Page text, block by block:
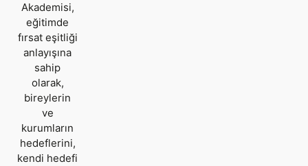
Akademisi,
eğitimde
fırsat eşitliği
anlayışına
sahip
olarak,
bireylerin
ve
kurumların
hedeflerini,
kendi hedefi